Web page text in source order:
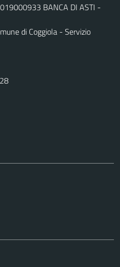
BANCA DI ASTI -
di Coggiola - Servizio